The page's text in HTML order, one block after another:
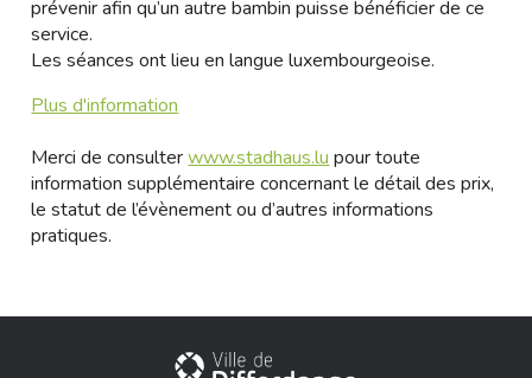
prévenir afin qu’un autre bambin puisse bénéficier de ce
service.
Les séances ont lieu en langue luxembourgeoise.
Plus d'information
Merci de consulterwww.stadhaus.lupour toute
information supplémentaire concernant le détail des prix,
le statut de l’évènement ou d’autres informations
pratiques.
Stadt Differdingen